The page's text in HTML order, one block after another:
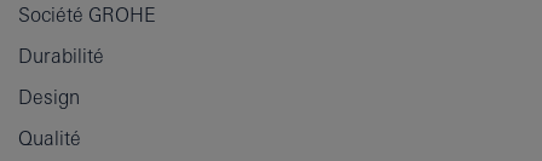
Société GROHE
Durabilité
Design
Qualité